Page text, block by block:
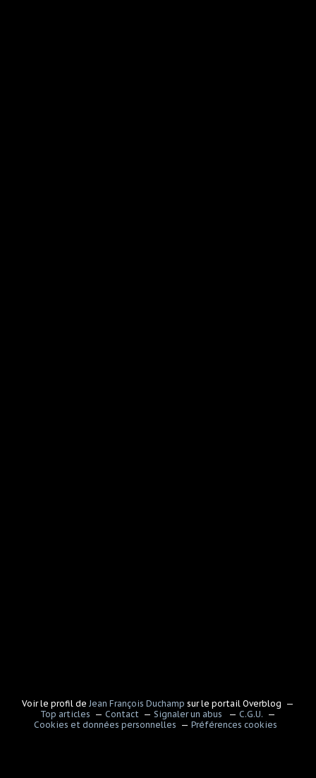
Voir le profil de Jean François Duchamp sur le portail Overblog
Top articles
Contact Signaler un abus
C.G.U.
Cookies et données personnelles
Préférences cookies